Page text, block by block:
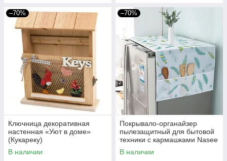
–70%
Ключница декоративная
настенная «Уют в доме»
(Кукареку)
В наличии
–70%
Покрывало-органайзер
пылезащитный для бытовой
техники с кармашками Nasee
(Для холодильника)
В наличии